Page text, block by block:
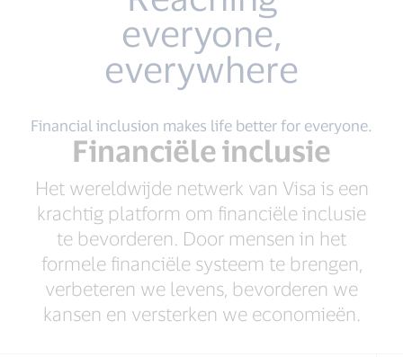
everyone,
everywhere
Financial inclusion makes life better for everyone.
Financiële inclusie
Het wereldwijde netwerk van Visa is een
krachtig platform om financiële inclusie
te bevorderen. Door mensen in het
formele financiële systeem te brengen,
verbeteren we levens, bevorderen we
kansen en versterken we economieën.